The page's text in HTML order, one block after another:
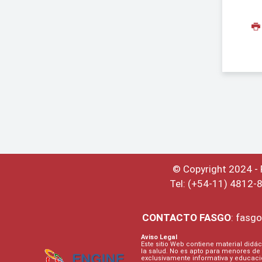
© Copyright 2024 -
Tel: (+54-11) 4812-
CONTACTO FASGO:
Aviso Legal
Este sitio Web contiene material
la salud. No es apto para menores
exclusivamente informativa y